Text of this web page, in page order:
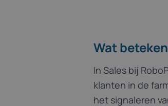
Wat
In Sales bij
klanten in de
het signaleren